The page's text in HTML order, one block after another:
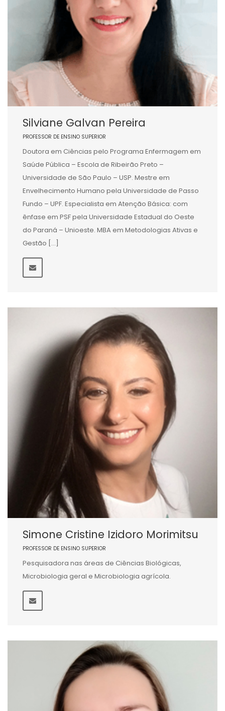
Silviane Galvan Pereira
PROFESSOR DE ENSINO SUPERIOR
Doutora em Ciências pelo Programa Enfermagem em
Saúde Pública – Escola de Ribeirão Preto –
Universidade de São Paulo – USP. Mestre em
Envelhecimento Humano pela Universidade de Passo
Fundo – UPF. Especialista em Atenção Básica: com
ênfase em PSF pela Universidade Estadual do Oeste
do Paraná – Unioeste. MBA em Metodologias Ativas e
Gestão […]
Simone Cristine Izidoro Morimitsu
PROFESSOR DE ENSINO SUPERIOR
Pesquisadora nas áreas de Ciências Biológicas,
Microbiologia geral e Microbiologia agrícola.